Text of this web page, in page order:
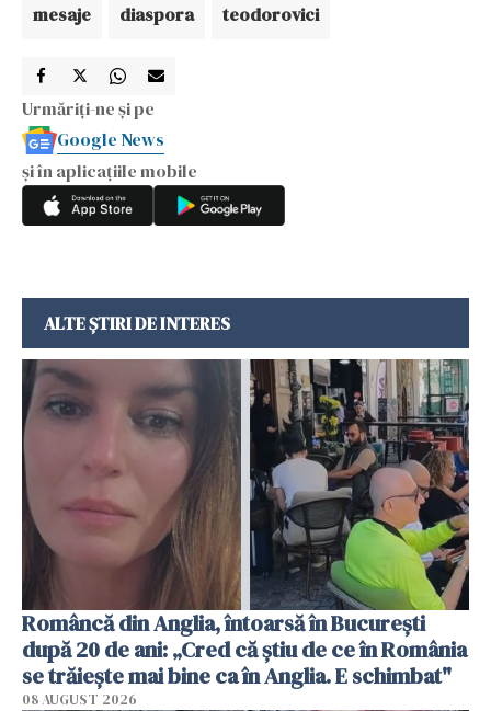
mesaje diaspora teodorovici
Urmăriți-ne și pe
Google News
și în aplicațiile mobile
ALTE ȘTIRI DE INTERES
Româncă din Anglia, întoarsă în București
după 20 de ani: „Cred că știu de ce în România
se trăiește mai bine ca în Anglia. E schimbat"
08 AUGUST 2026